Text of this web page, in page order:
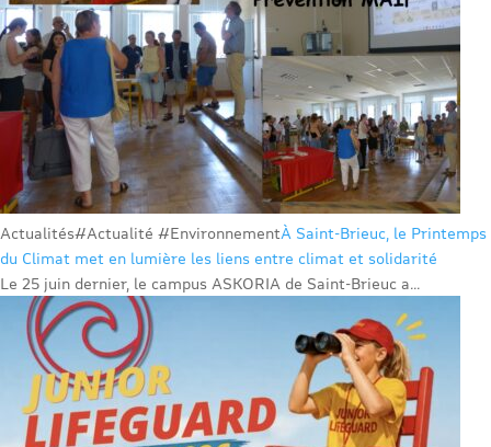
Actualités#Actualité #EnvironnementÀ Saint-Brieuc, le Printemps
du Climat met en lumière les liens entre climat et solidarité
Le 25 juin dernier, le campus ASKORIA de Saint-Brieuc a...